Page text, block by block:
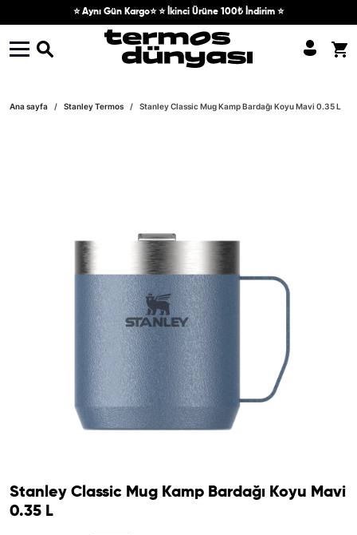
Skip to content⭐ Aynı Gün Kargo⭐ ⭐ İkinci Ürüne 100₺ İndirim ⭐
Ana sayfa Stanley Termos Stanley Classic Mug Kamp Bardağı Koyu Mavi 0.35 L
Stanley Classic Mug Kamp Bardağı Koyu Mavi
0.35 L